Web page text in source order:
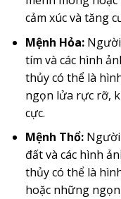
cảm xúc và tăng
Mệnh Hỏa:Người
tím và các hình
thủy có thể là
ngọn lửa rực rỡ,
cực.
Mệnh Thổ:Người
đất và các hình
thủy có thể là
hoặc những